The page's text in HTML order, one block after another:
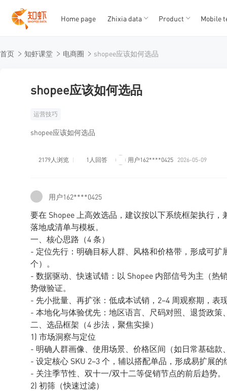
12345
Home page Zhixia data Product Mobile
首页 知虾课堂 电商圈 shopee应该如何选品
shopee应该如何选品
运营技巧
shopee应该如何选品
2179人浏览 1人回答 用户162****0425 2026-05-09
用户162****0425
要在 Shopee 上高效选品，建议按以下系统框架执行
落地成清单与模板。
一、核心思路（4 条）
- 定位先行：明确目标人群、风格和价格带，形成可扩
个）。
- 数据驱动、快速试错：以 Shopee 内部信号为主（
势做验证。
- 先小批量、再扩张：低成本试销，2–4 周观察期，表
- 本地化与体验优先：地区语言、尺码对照、退货政
二、选品框架（4 步法，聚焦实操）
1) 市场洞察与定位
- 明确人群画像、使用场景、价格区间（如日常基础款
- 设定核心 SKU 2–3 个，辅以搭配单品，形成易扩展的
- 关注季节性、双十一/双十二等促销节点的前后趋势。
2) 初筛（快速过滤）